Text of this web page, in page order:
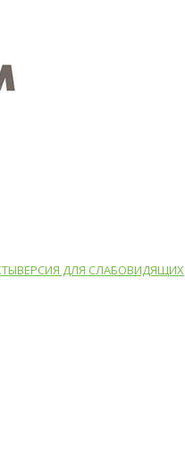
ВЕРСИЯ ДЛЯ СЛАБОВИДЯЩИХ